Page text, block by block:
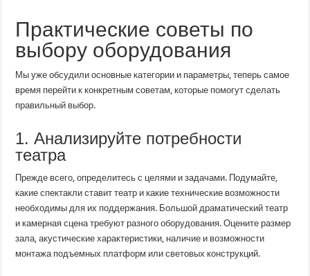
Практические советы по
выбору оборудования
Мы уже обсудили основные категории и параметры, теперь самое
время перейти к конкретным советам, которые помогут сделать
правильный выбор.
1. Анализируйте потребности
театра
Прежде всего, определитесь с целями и задачами. Подумайте,
какие спектакли ставит театр и какие технические возможности
необходимы для их поддержания. Большой драматический театр
и камерная сцена требуют разного оборудования. Оцените размер
зала, акустические характеристики, наличие и возможности
монтажа подъемных платформ или световых конструкций.